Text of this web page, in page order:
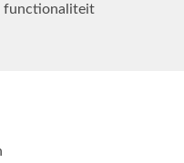
functionaliteit